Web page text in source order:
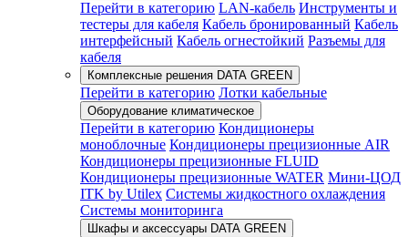
Перейти в категорию LAN-кабель Инструменты и
тестеры для кабеля Кабель бронированный Кабель
интерфейсный Кабель огнестойкий Разъемы для
кабеля
Комплексные решения DATA GREEN
Перейти в категорию Лотки кабельные
Оборудование климатическое
Перейти в категорию Кондиционеры
моноблочные Кондиционеры прецизионные AIR
Кондиционеры прецизионные FLUID
Кондиционеры прецизионные WATER Мини-ЦОД
ITK by Utilex Системы жидкостного охлаждения
Системы мониторинга
Шкафы и аксессуары DATA GREEN